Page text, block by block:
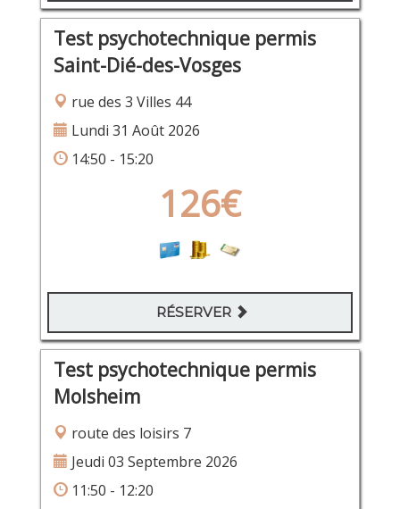
Test psychotechnique permis
Saint-Dié-des-Vosges
rue des 3 Villes 44
Lundi 31 Août 2026
14:50 - 15:20
126€
RÉSERVER
Test psychotechnique permis
Molsheim
route des loisirs 7
Jeudi 03 Septembre 2026
11:50 - 12:20